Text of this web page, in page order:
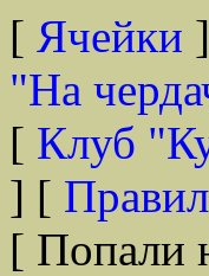
[ Ячейки
"На
[ Клуб
] [
[ Попали